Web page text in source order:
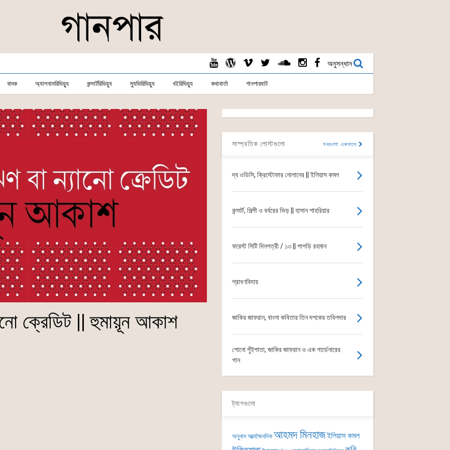
অনুসন্ধান
বাদক অ্যালবামরিভিয়্যু কন্সার্টরিভিয়্যু ম্যুভিরিভিয়্যু বইরিভিয়্যু কথাবার্তা গানপারঘাট
ক্রেডিট || হুমায়ূন আকাশ
সাম্প্রতিক পোস্টগুলো সবগুলো একসাথে
দ্য ওডিসি, ক্রিস্টোফার নোলানের || ইলিয়াস কমল
কন্সার্ট, শিল্পী ও বর্বরের ভিড় || হাসান শাহরিয়ার
ফরেস্ট সিটি দিনপত্রী / ১৩ || পাপড়ি রহমান
শ্রাবণবিদায়
জাকির জাফরান, বাংলা কবিতার তিন দশকের তবিলদার
শোনো পুঁইপাতা, জাকির জাফরান ও এক গার্ডেনারের
গান
ট্যাগগুলো
অনুবাদ আত্মজৈবনিক আহমদ মিনহাজইলিয়াস কমল